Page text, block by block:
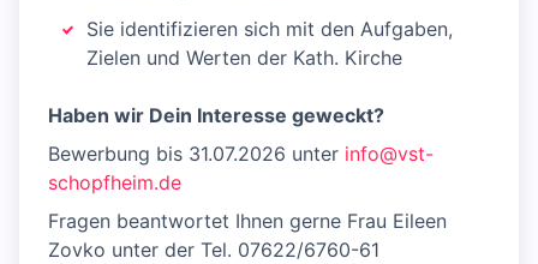
Sie identifizieren sich mit den Aufgaben,
Zielen und Werten der Kath. Kirche
Haben wir Dein Interesse geweckt?
Bewerbung bis 31.07.2026 unter info@vst-
schopfheim.de
Fragen beantwortet Ihnen gerne Frau Eileen
Zovko unter der Tel. 07622/6760-61